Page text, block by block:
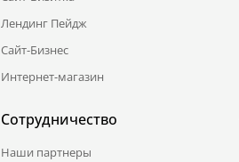
Лендинг Пейдж
Сайт-Бизнес
Интернет-магазин
Сотрудничество
Наши партнеры